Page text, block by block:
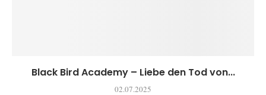
Black Bird Academy – Liebe den Tod von...
02.07.2025